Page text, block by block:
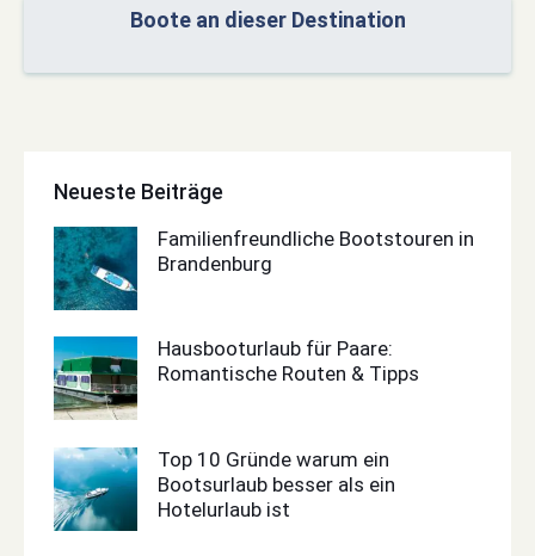
Boote an dieser Destination
Neueste Beiträge
Familienfreundliche Bootstouren in
Brandenburg
Hausbooturlaub für Paare:
Romantische Routen & Tipps
Top 10 Gründe warum ein
Bootsurlaub besser als ein
Hotelurlaub ist